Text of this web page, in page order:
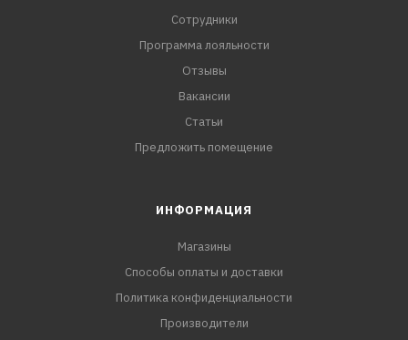
Сотрудники
Программа лояльности
Отзывы
Вакансии
Статьи
Предложить помещение
ИНФОРМАЦИЯ
Магазины
Способы оплаты и доставки
Политика конфиденциальности
Производители